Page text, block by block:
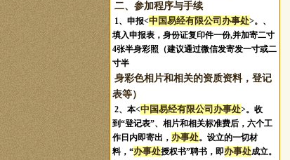
二、参加程序与手续
1、申报<中国易经有限公司办事处>。 、
填入申报表，身份证复印件一份,并加寄二寸
4张半身彩照（建议通过微信发寄发一寸或二
寸半
身彩色相片和相关的资质资料，登记
表等）
2、本<中国易经有限公司办事处>。收
到“登记表”、相片和相关标准费后，六个工
作日内即寄出， 办事处。设立的一切材
料，“办事处授权书”聘书，即办事处成立。